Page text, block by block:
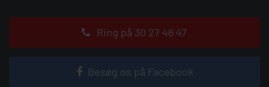
Ring på 30 27 46 47
Besøg os på Facebook